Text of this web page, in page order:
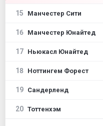
15 Манчестер Сити
16 Манчестер Юнайтед
17 Ньюкасл Юнайтед
18 Ноттингем Форест
19 Сандерленд
20 Тоттенхэм